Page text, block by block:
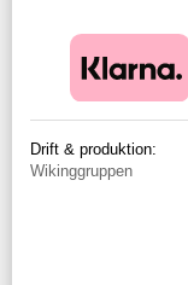
Drift & produktion:
Wikinggruppen